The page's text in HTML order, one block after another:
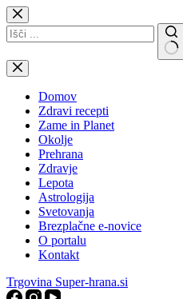
Skip
to
content
No
results
Domov
Zdravi recepti
Zame in Planet
Okolje
Prehrana
Zdravje
Lepota
Astrologija
Svetovanja
Brezplačne e-novice
O portalu
Kontakt
Trgovina Super-hrana.si